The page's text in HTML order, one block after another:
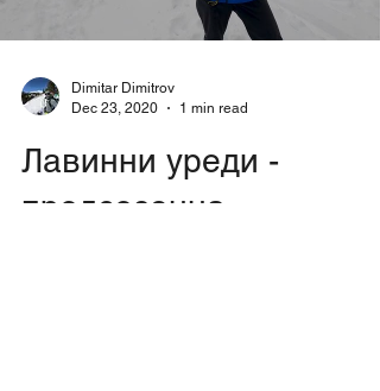
Dimitar Dimitrov
Dec 23, 2020
1 min read
Лавинни уреди -
предсезонна